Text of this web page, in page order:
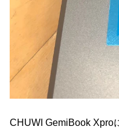
CHUWI GemiBook Xpro